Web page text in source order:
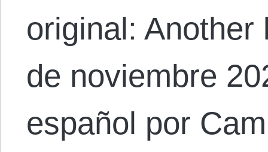
original:
de noviembre
español por